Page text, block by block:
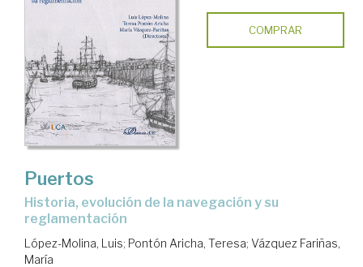
COMPRAR
Puertos
historia, evolución de la navegación y su
reglamentación
López-Molina, Luis; Pontón Aricha, Teresa; Vázquez Fariñas,
María